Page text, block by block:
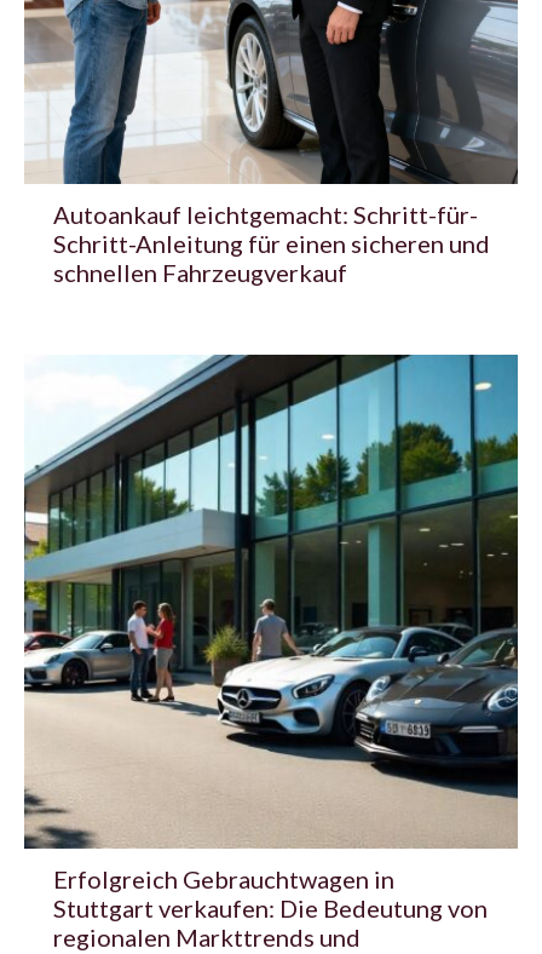
Autoankauf leichtgemacht: Schritt-für-
Schritt-Anleitung für einen sicheren und
schnellen Fahrzeugverkauf
Erfolgreich Gebrauchtwagen in
Stuttgart verkaufen: Die Bedeutung von
regionalen Markttrends und